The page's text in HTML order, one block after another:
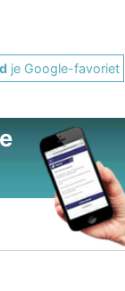
je Google-favoriet